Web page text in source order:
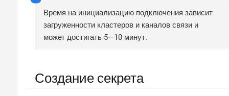
Время на инициализацию подключения зависит
загруженности кластеров и каналов связи и
может достигать 5—​10 минут.
Создание секрета